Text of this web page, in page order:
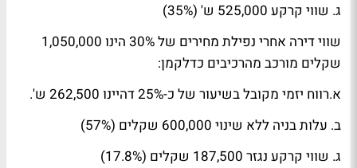
ג. שווי קרקע 525,000 ש' (35%)
שווי דירה אחרי נפילת מחירים של 30% הינו 1,050,000
שקלים מורכב מהרכיבים כדלקמן:
א.רווח יזמי מקובל בשיעור של כ-25% דהיינו 262,500 ש'.
ב. עלות בניה ללא שינוי 600,000 שקלים (57%)
ג. שווי קרקע נגזר 187,500 שקלים (17.8%)